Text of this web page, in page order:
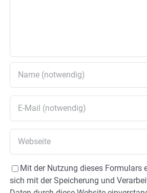
Mit der Nutzung dieses Formulars
sich mit der Speicherung und